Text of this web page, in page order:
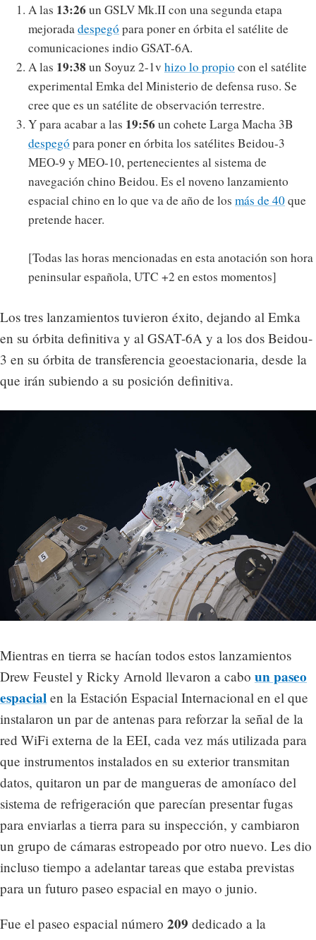
A las 13:26un GSLV Mk.II con una segunda etapa
mejoradadespegó para poner en órbita el satélite de
comunicaciones indio GSAT-6A.
A las 19:38 un Soyuz 2-1v hizo lo propio con el satélite
experimental Emka del Ministerio de defensa ruso. Se
cree que es un satélite de observación terrestre.
Y para acabar a las 19:56un cohete Larga Macha 3B
despegó para poner en órbita los satélites Beidou-3
MEO-9 y MEO-10, pertenecientes al sistema de
navegación chino Beidou. Es el noveno lanzamiento
espacial chino en lo que va de año de los más de 40que
pretende hacer.
[Todas las horas mencionadas en esta anotación son hora
peninsular española, UTC +2 en estos momentos]
Los tres lanzamientos tuvieron éxito, dejando al Emka
en su órbita definitiva y al GSAT-6A y a los dos Beidou-
3 en su órbita de transferencia geoestacionaria, desde la
que irán subiendo a su posición definitiva.
Mientras en tierra se hacían todos estos lanzamientos
Drew Feustel y Ricky Arnold llevaron a cabo un paseo
espacial en la Estación Espacial Internacional en el que
instalaron un par de antenas para reforzar la señal de la
red WiFi externa de la EEI, cada vez más utilizada para
que instrumentos instalados en su exterior transmitan
datos, quitaron un par de mangueras de amoníaco del
sistema de refrigeración que parecían presentar fugas
para enviarlas a tierra para su inspección, y cambiaron
un grupo de cámaras estropeado por otro nuevo. Les dio
incluso tiempo a adelantar tareas que estaba previstas
para un futuro paseo espacial en mayo o junio.
Fue el paseo espacial número 209 dedicado a la